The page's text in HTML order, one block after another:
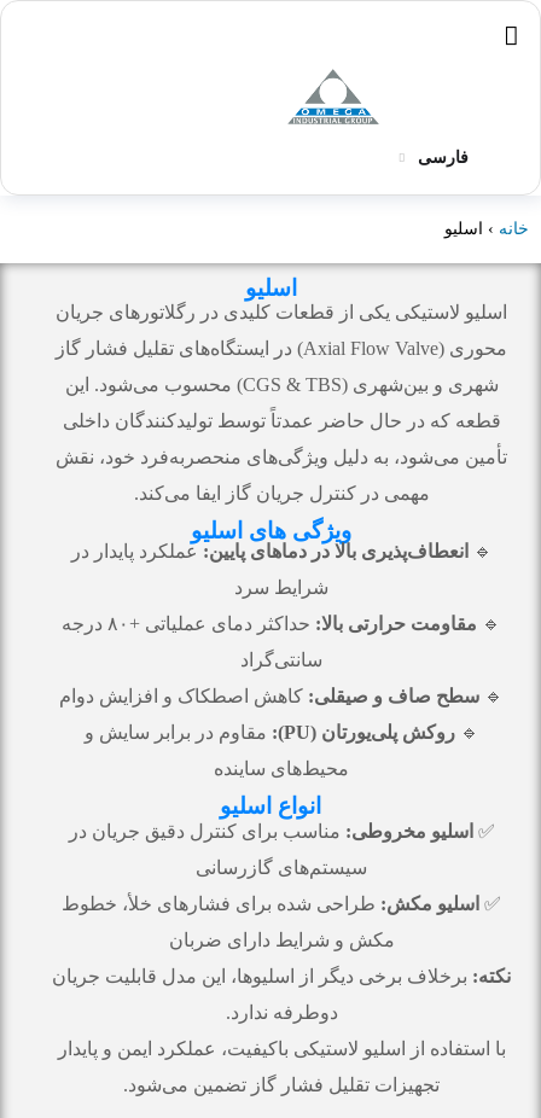
فارسی
خانه › اسلیو
اسلیو
اسلیو لاستیکی یکی از قطعات کلیدی در رگلاتورهای جریان
محوری (Axial Flow Valve) در ایستگاه‌های تقلیل فشار گاز
شهری و بین‌شهری (CGS & TBS) محسوب می‌شود. این
قطعه که در حال حاضر عمدتاً توسط تولیدکنندگان داخلی
تأمین می‌شود، به دلیل ویژگی‌های منحصر‌به‌فرد خود، نقش
مهمی در کنترل جریان گاز ایفا می‌کند.
ویژگی های اسلیو
🔹 انعطاف‌پذیری بالا در دماهای پایین: عملکرد پایدار در
شرایط سرد
🔹 مقاومت حرارتی بالا:
حداکثر دمای عملیاتی +۸۰ درجه
سانتی‌گراد
🔹 سطح صاف و صیقلی: کاهش اصطکاک و افزایش دوام
🔹روکش پلی‌یورتان (PU):
مقاوم در برابر سایش و
محیط‌های ساینده
انواع اسلیو
✅ اسلیو مخروطی: مناسب برای کنترل دقیق جریان در
سیستم‌های گازرسانی
✅ اسلیو مکش: طراحی شده برای فشارهای خلأ، خطوط
مکش و شرایط دارای ضربان
نکته: برخلاف برخی دیگر از اسلیوها، این مدل قابلیت جریان
دوطرفه ندارد.
با استفاده از اسلیو لاستیکی باکیفیت، عملکرد ایمن و پایدار
تجهیزات تقلیل فشار گاز تضمین می‌شود.